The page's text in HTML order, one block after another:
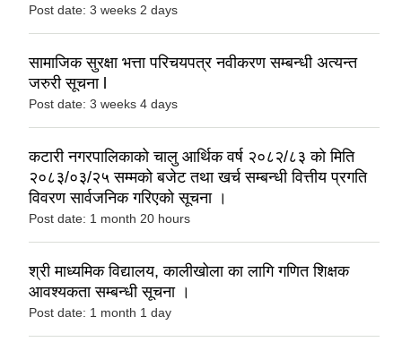
Post date: 3 weeks 2 days
सामाजिक सुरक्षा भत्ता परिचयपत्र नवीकरण सम्बन्धी अत्यन्त
जरुरी सूचना l
Post date: 3 weeks 4 days
कटारी नगरपालिकाको चालु आर्थिक वर्ष २०८२/८३ को मिति
२०८३/०३/२५ सम्मको बजेट तथा खर्च सम्बन्धी वित्तीय प्रगति
विवरण सार्वजनिक गरिएको सूचना ।
Post date: 1 month 20 hours
श्री माध्यमिक विद्यालय, कालीखोला का लागि गणित शिक्षक
आवश्यकता सम्बन्धी सूचना ।
Post date: 1 month 1 day